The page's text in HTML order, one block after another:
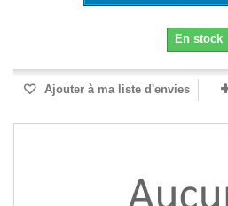
En stock
Ajouter à ma liste d'envies